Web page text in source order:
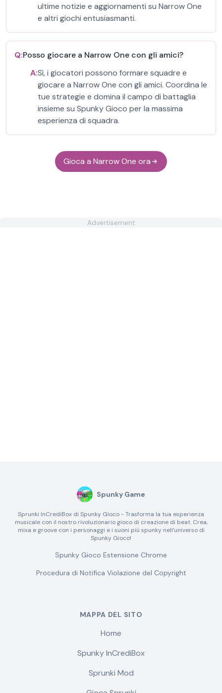
ultime notizie e aggiornamenti su Narrow One
e altri giochi entusiasmanti.
Q:Posso giocare a Narrow One con gli amici?
A:Sì, i giocatori possono formare squadre e
giocare a Narrow One con gli amici. Coordina le
tue strategie e domina il campo di battaglia
insieme su Spunky Gioco per la massima
esperienza di squadra.
Gioca a Narrow One ora
Advertisement
Spunky Game
Sprunki InCrediBox di Spunky Gioco - Trasforma la tua esperienza
musicale con il nostro rivoluzionario gioco di creazione di beat. Crea,
mixa e groove con i personaggi e i suoni più spunky nell'universo di
Spunky Gioco!
Spunky Gioco Estensione Chrome
Procedura di Notifica Violazione del Copyright
MAPPA DEL SITO
Home
Spunky InCrediBox
Sprunki Mod